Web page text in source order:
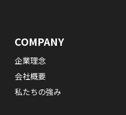
COMPANY
企業理念
会社概要
私たちの強み